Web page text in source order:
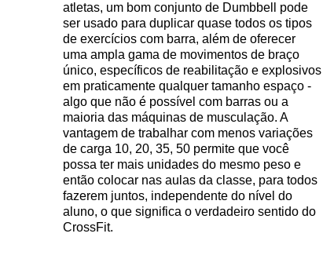
atletas, um bom conjunto de Dumbbell pode
ser usado para duplicar quase todos os tipos
de exercícios com barra, além de oferecer
uma ampla gama de movimentos de braço
único, específicos de reabilitação e explosivos
em praticamente qualquer tamanho espaço -
algo que não é possível com barras ou a
maioria das máquinas de musculação. A
vantagem de trabalhar com menos variações
de carga 10, 20, 35, 50 permite que você
possa ter mais unidades do mesmo peso e
então colocar nas aulas da classe, para todos
fazerem juntos, independente do nível do
aluno, o que significa o verdadeiro sentido do
CrossFit.